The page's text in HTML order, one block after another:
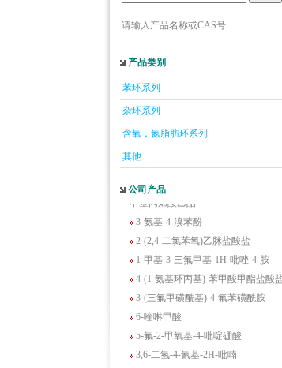
请输入产品名称或CAS号
产品类别
苯环系列
杂环系列
含氧，氮脂肪环系列
其他
公司产品
5-羟基异喹啉
1-吡啶-2-基-2-丙酮
2-甲基-6-羟基-4-嘧啶甲酸
3-氟-2-硝基苯甲酸
2-羟甲基-4-氨基吡啶
甲基丙烯酸乙酯
3-氨基-4-溴苯酚
2-(2,4-二氯苯氧)乙脒盐酸盐
1-甲基-3-三氟甲基-1H-吡唑-4-胺
4-(1-氨基环丙基)-苯甲酸甲酯盐酸盐
3-(三氟甲磺酰基)-4-氟苯磺酰胺
6-喹啉甲酸
5-氟-2-甲氧基-4-吡啶硼酸
3,6-二氢-4-氰基-2H-吡喃